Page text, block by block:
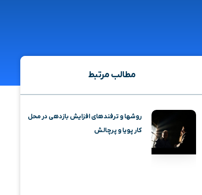
مطالب مرتبط
روشها و ترفندهای افزایش بازدهی در محل
کار پویا و پرچالش